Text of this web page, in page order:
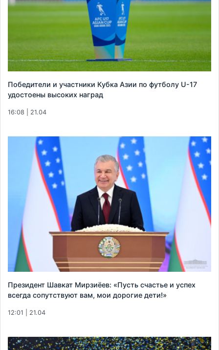
Победители и участники Кубка Азии по футболу U-17
удостоены высоких наград
16:08 | 21.04
Президент Шавкат Мирзиёев: «Пусть счастье и успех
всегда сопутствуют вам, мои дорогие дети!»
12:01 | 21.04